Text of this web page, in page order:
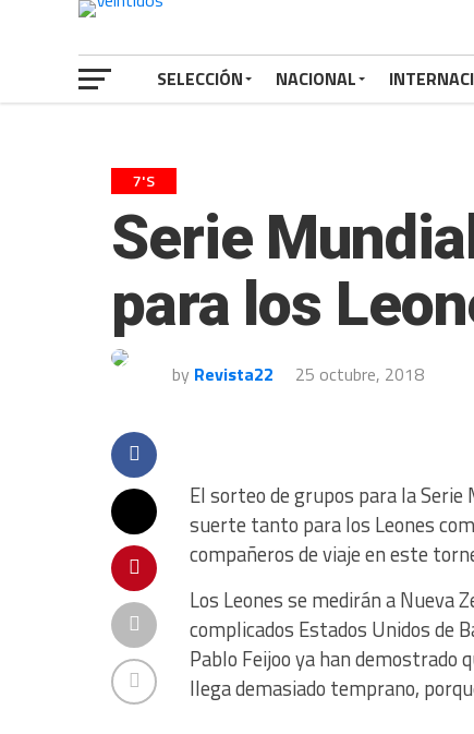
SELECCIÓN NACIONAL
7'S
Serie
para los
by Revista22 25 octubre, 2018
El sorteo de grupos para la Serie
suerte tanto para los Leones
compañeros de viaje en este
Los Leones se medirán a Nueva
complicados Estados Unidos de
Pablo Feijoo ya han demostrado
llega demasiado temprano,